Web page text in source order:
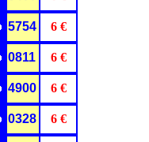
5754 6 €
0811 6 €
4900 6 €
0328 6 €